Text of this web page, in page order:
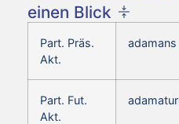
einen Blick
Part. Präs.
Akt.
Part. Fut.
Akt.